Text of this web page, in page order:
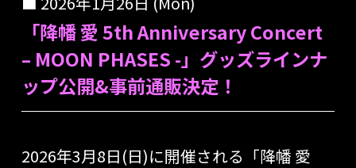
「降幡 愛 5th Anniversary Concert
– MOON PHASES -」グッズラインナ
ップ公開&事前通販決定！
2026年3月8日(日)に開催される「降幡 愛